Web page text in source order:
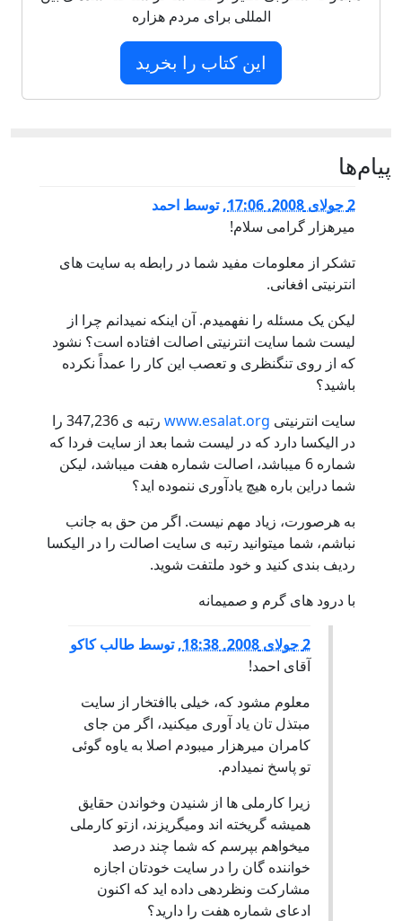
المللی برای مردم هزاره
این کتاب را بخرید
پيام‌ها
2 جولای 2008, 17:06 ,توسط احمد
میرهزار گرامی سلام!
تشکر از معلومات مفید شما در رابطه به سایت های
انترنیتی افغانی.
لیکن یک مسئله را نفهمیدم. آن اینکه نمیدانم چرا از
لیست شما سایت انترنیتی اصالت افتاده است؟ نشود
که از روی تنگنظری و تعصب این کار را عمداً نکرده
باشید؟
سایت انترنیتی www.esalat.org
رتبه ی 347,236 را
در الیکسا دارد که در لیست شما بعد از سایت فردا که
شماره 6 میباشد، اصالت شماره هفت میباشد، لیکن
شما دراین باره هیچ یادآوری ننموده اید؟
به هرصورت، زیاد مهم نیست. اگر من حق به جانب
نباشم، شما میتوانید رتبه ی سایت اصالت را در الیکسا
ردیف بندی کنید و خود ملتفت شوید.
با درود های گرم و صمیمانه
2 جولای 2008, 18:38 ,توسط طالب کاکو
آقای احمد!
معلوم مشود که، خیلی باافتخار از سایت
مبتذل تان یاد آوری میکنید، اگر من جای
کامران میرهزار میبودم اصلا به یاوه گوئی
تو پاسخ نمیدادم.
زیرا کارملی ها از شنیدن وخواندن حقایق
همیشه گریخته اند ومیگریزند، ازتو کارملی
میخواهم بپرسم که شما چند درصد
خواننده گان را در سایت خودتان اجازه
مشارکت ونظردهی داده اید که اکنون
ادعای شماره هفت را دارید؟